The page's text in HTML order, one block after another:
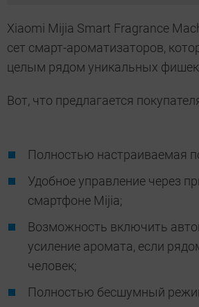
Xiaomi Mijia Smart Fragrance
сет смарт-ароматизаторов,
целым рядом уникальных фишек.
Вот, что предлагается
Полностью настраиваемая
Удобное управление через
смартфоне Mijia;
Возможность включить
усиление аромата, если
человек;
Полностью бесшумный